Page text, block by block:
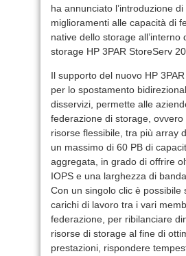
ha annunciato l’introduzione di
miglioramenti alle capacità di
native dello storage all’interno
storage HP 3PAR StoreServ
Il supporto del nuovo HP 3PAR
per lo spostamento
disservizi, permette alle
federazione di storage, ovvero
risorse flessibile, tra più array
un massimo di 60 PB di
aggregata, in grado di offrire
IOPS e una larghezza di
Con un singolo clic è possibile
carichi di lavoro tra i vari
federazione, per ribilanciare
risorse di storage al fine di
prestazioni, rispondere